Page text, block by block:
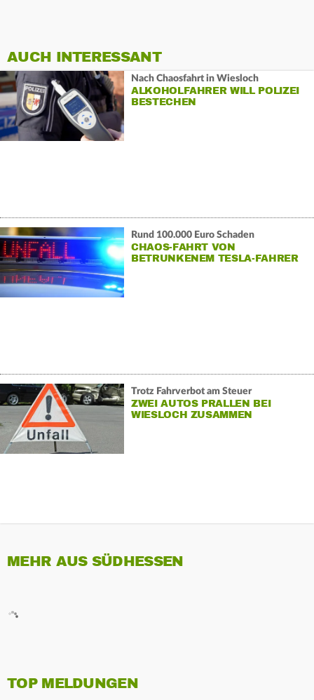
AUCH INTERESSANT
Nach Chaosfahrt in Wiesloch
ALKOHOLFAHRER WILL POLIZEI
BESTECHEN
Rund 100.000 Euro Schaden
CHAOS-FAHRT VON
BETRUNKENEM TESLA-FAHRER
Trotz Fahrverbot am Steuer
ZWEI AUTOS PRALLEN BEI
WIESLOCH ZUSAMMEN
MEHR AUS SÜDHESSEN
TOP MELDUNGEN